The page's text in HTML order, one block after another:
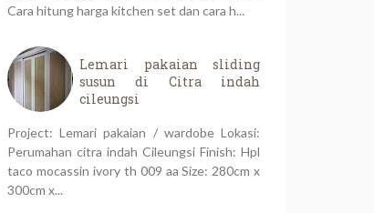
Cara hitung harga kitchen set dan cara h...
Lemari pakaian sliding
susun di Citra indah
cileungsi
Project: Lemari pakaian / wardobe Lokasi:
Perumahan citra indah Cileungsi Finish: Hpl
taco mocassin ivory th 009 aa Size: 280cm x
300cm x...